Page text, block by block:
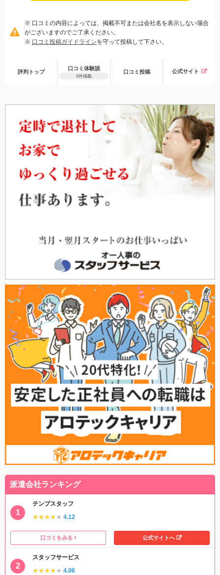
※ 口コミの内容によっては、掲載不可または会社名を表示しない場合
がございますのでご了承ください。
※ 口コミ投稿ガイドラインを守って投稿して下さい。
評判トップ
口コミ体験談
0件掲載
口コミ 投稿 公式サイト
派遣会社ランキング
テンプスタッフ
★★★★★
★★★★★ 4.12
口コミをみる 公式サイトへ
スタッフサービス
★★★★★
★★★★★ 4.06